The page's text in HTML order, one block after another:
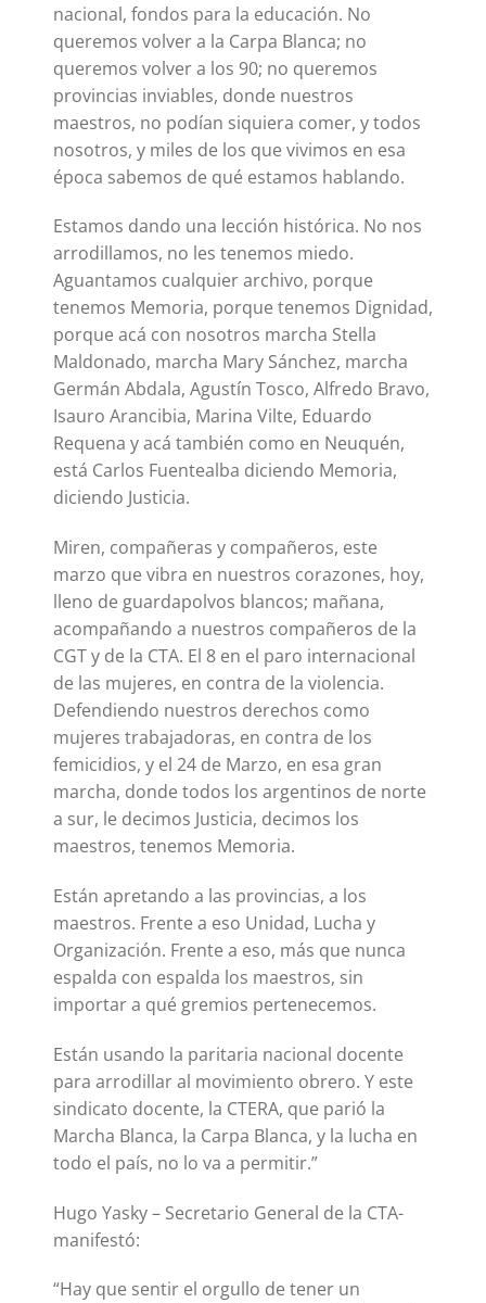
nacional, fondos para la educación. No
queremos volver a la Carpa Blanca; no
queremos volver a los 90; no queremos
provincias inviables, donde nuestros
maestros, no podían siquiera comer, y todos
nosotros, y miles de los que vivimos en esa
época sabemos de qué estamos hablando.
Estamos dando una lección histórica. No nos
arrodillamos, no les tenemos miedo.
Aguantamos cualquier archivo, porque
tenemos Memoria, porque tenemos Dignidad,
porque acá con nosotros marcha Stella
Maldonado, marcha Mary Sánchez, marcha
Germán Abdala, Agustín Tosco, Alfredo Bravo,
Isauro Arancibia, Marina Vilte, Eduardo
Requena y acá también como en Neuquén,
está Carlos Fuentealba diciendo Memoria,
diciendo Justicia.
Miren, compañeras y compañeros, este
marzo que vibra en nuestros corazones, hoy,
lleno de guardapolvos blancos; mañana,
acompañando a nuestros compañeros de la
CGT y de la CTA. El 8 en el paro internacional
de las mujeres, en contra de la violencia.
Defendiendo nuestros derechos como
mujeres trabajadoras, en contra de los
femicidios, y el 24 de Marzo, en esa gran
marcha, donde todos los argentinos de norte
a sur, le decimos Justicia, decimos los
maestros, tenemos Memoria.
Están apretando a las provincias, a los
maestros. Frente a eso Unidad, Lucha y
Organización. Frente a eso, más que nunca
espalda con espalda los maestros, sin
importar a qué gremios pertenecemos.
Están usando la paritaria nacional docente
para arrodillar al movimiento obrero. Y este
sindicato docente, la CTERA, que parió la
Marcha Blanca, la Carpa Blanca, y la lucha en
todo el país, no lo va a permitir.”
Hugo Yasky – Secretario General de la CTA-
manifestó:
“Hay que sentir el orgullo de tener un